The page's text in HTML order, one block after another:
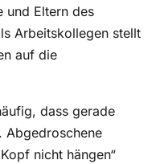
und Eltern des
Arbeitskollegen stellt
auf die
dass gerade
Abgedroschene
nicht hängen“